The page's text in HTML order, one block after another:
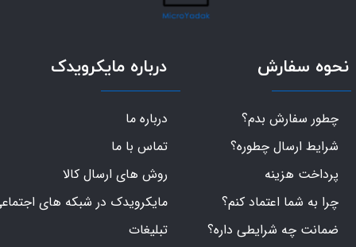
نحوه سفارش
چطور سفارش بدم؟
شرایط ارسال چطوره؟
پرداخت هزینه
چرا به شما اعتماد کنم؟
ضمانت چه شرایطی داره؟
درباره مایکرویدک
درباره ما
تماس با ما
روش های ارسال کالا
مایکرویدک در شبکه های
تبلیغات